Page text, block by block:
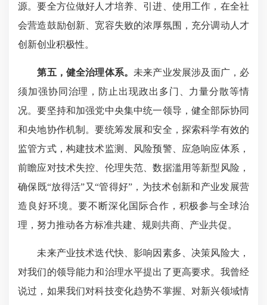
源。要全方位做好人才培养、引进、使用工作，在全社
会营造鼓励创新、宽容失败的浓厚氛围，充分调动人才
创新创业积极性。
第五，健全治理体系。 未来产业发展涉及面广，必
须加强协同治理，防止出现政出多门、力量分散等情
况。要坚持和加强党中央集中统一领导，健全部际协同
和央地协作机制。要统筹发展和安全，探索科学有效的
监管方式，构建技术监测、风险预警、应急响应体系，
前瞻应对技术失控、伦理失范、数据滥用等新型风险，
确保既“放得活”又“管得好”，为技术创新和产业发展营
造良好环境。要不断深化国际合作，积极参与全球治
理，努力推动各方标准共建、规则共商、产业共促。
未来产业技术迭代快、影响因素多、决策风险大，
对我们的领导能力和治理水平提出了更高要求。我曾经
说过，如果我们对科技变化趋势不掌握、对新兴领域情